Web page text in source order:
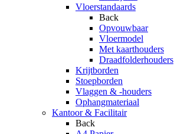
Vloerstandaards
Back
Opvouwbaar
Vloermodel
Met kaarthouders
Draadfolderhouders
Krijtborden
Stoepborden
Vlaggen & -houders
Ophangmateriaal
Kantoor & Facilitair
Back